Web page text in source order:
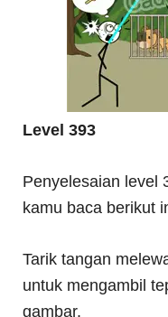
Level 393
Penyelesaian level
kamu baca berikut
Tarik tangan
untuk mengambil
gambar.